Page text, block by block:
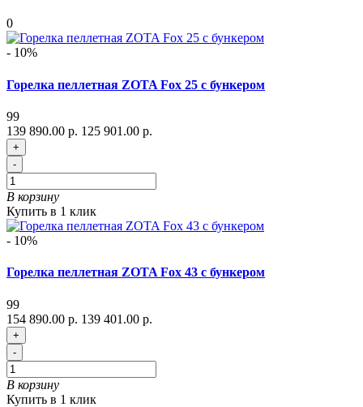
0
- 10%
Горелка пеллетная ZOTA Fox 25 с бункером
99
139 890.00 р. 125 901.00 р.
+
-
В корзину
Купить в 1 клик
- 10%
Горелка пеллетная ZOTA Fox 43 с бункером
99
154 890.00 р. 139 401.00 р.
+
-
В корзину
Купить в 1 клик